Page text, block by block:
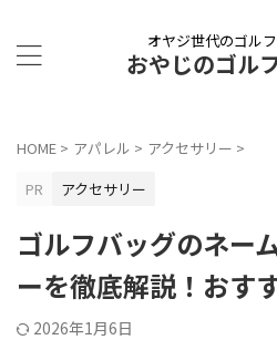
オヤジ世代のゴル
おやじのゴル
HOME > アパレル > アクセサリー >
PR
アクセサリー
ゴルフバッグのネー
ーを徹底解説！おす
2026年1月6日